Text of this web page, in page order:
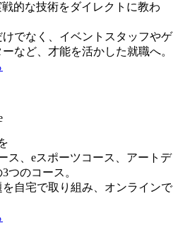
戦的な技術をダイレクトに教わ
でなく、イベントスタッフやゲ
など、才能を活かした就職へ。
ス、eスポーツコース、アートデ
つのコース。
自宅で取り組み、オンラインで